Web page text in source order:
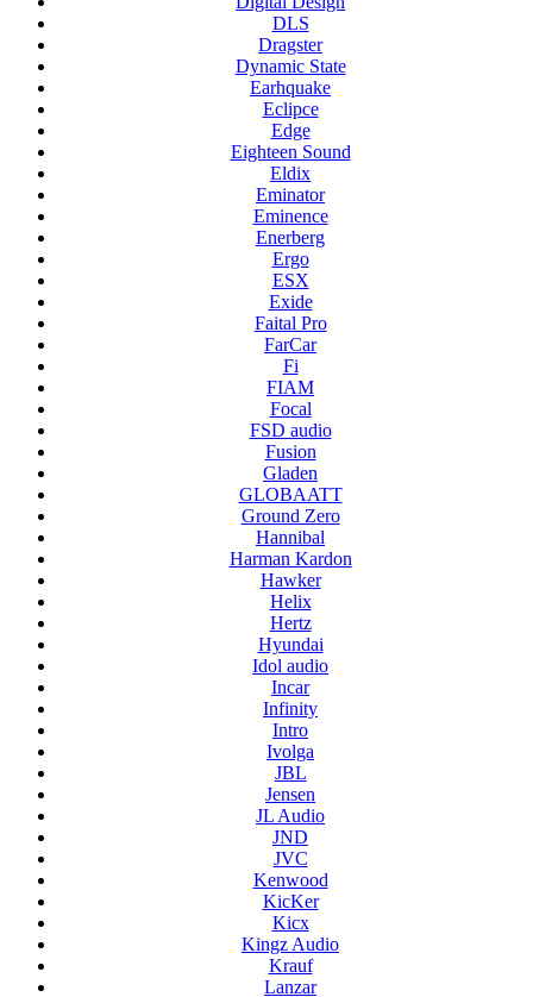
DLS
Dragster
Dynamic State
Earhquake
Eclipce
Edge
Eighteen Sound
Eldix
Eminator
Eminence
Enerberg
Ergo
ESX
Exide
Faital Pro
FarCar
Fi
FIAM
Focal
FSD audio
Fusion
Gladen
GLOBAATT
Ground Zero
Hannibal
Harman Kardon
Hawker
Helix
Hertz
Hyundai
Idol audio
Incar
Infinity
Intro
Ivolga
JBL
Jensen
JL Audio
JND
JVC
Kenwood
KicKer
Kicx
Kingz Audio
Krauf
Lanzar